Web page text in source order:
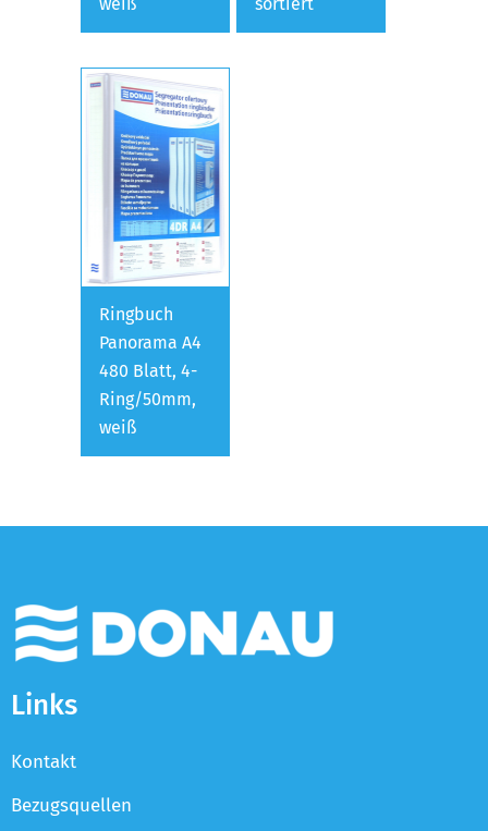
Ringbuch
Panorama A4
480 Blatt, 4-
Ring/50mm,
weiß
Links
Kontakt
Bezugsquellen